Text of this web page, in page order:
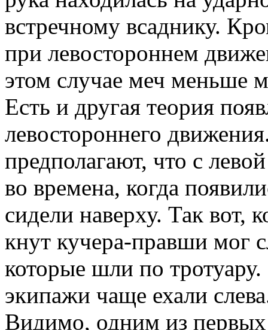
встречному всаднику.
при левостороннем
этом случае меч меньше
Есть и другая теория
левостороннего
предполагают, что с
во времена, когда
сидели наверху. Так вот,
кнут кучера-правши мог
которые шли по
экипажи чаще ехали
Видимо, одним из